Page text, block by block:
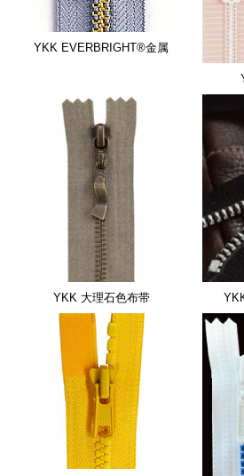
YKK EVERBRIGHT®金属
YKK 大理石色布带